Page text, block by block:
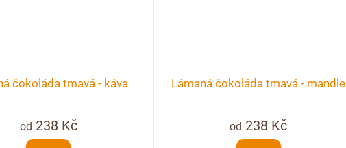
čokoláda tmavá - káva
od 238 Kč
Lámaná čokoláda tmavá - mandle
od 238 Kč